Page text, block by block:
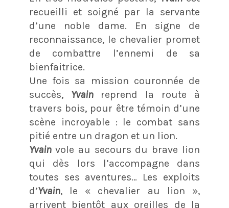
recueilli et soigné par la servante
d’une noble dame. En signe de
reconnaissance, le chevalier promet
de combattre l’ennemi de sa
bienfaitrice.
Une fois sa mission couronnée de
succès, Yvain reprend la route à
travers bois, pour être témoin d’une
scène incroyable : le combat sans
pitié entre un dragon et un lion.
Yvain vole au secours du brave lion
qui dès lors l’accompagne dans
toutes ses aventures… Les exploits
d’Yvain, le « chevalier au lion »,
arrivent bientôt aux oreilles de la